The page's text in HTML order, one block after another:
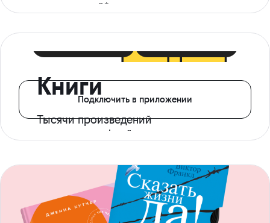
ограничений*
Книги
Тысячи произведений
с доступом офлайн
Подключить в приложении